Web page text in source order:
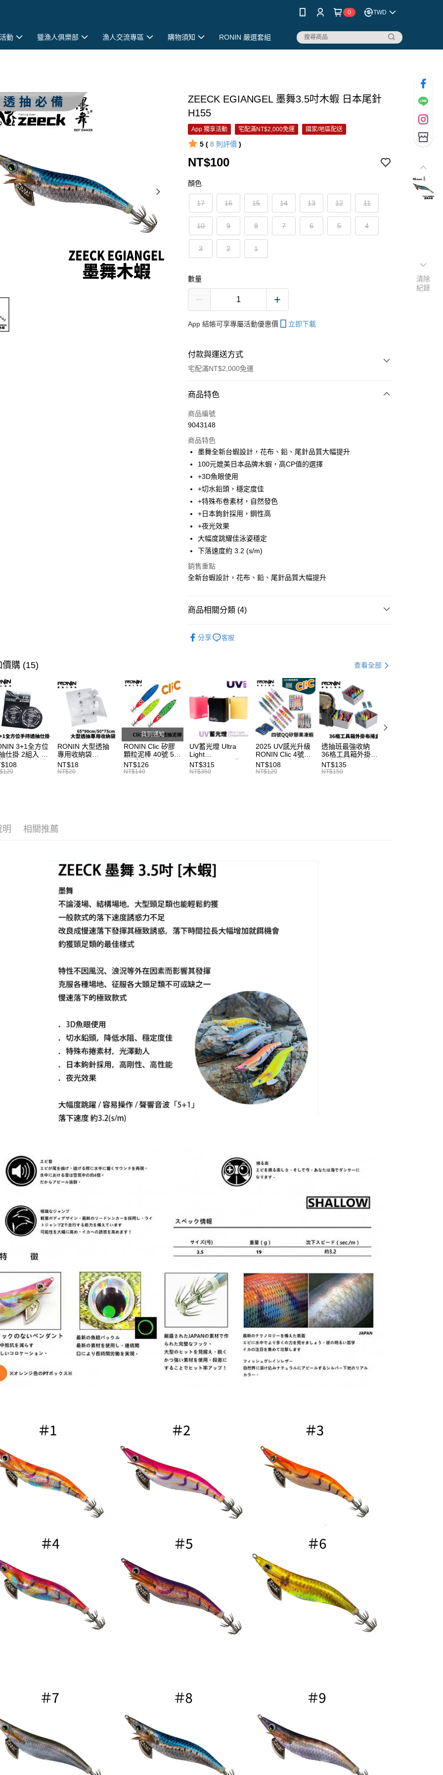
0 TWD
動 獵漁人俱樂部 漁人交流專區 購物須知 RONIN 嚴選套組
ZEECK EGIANGEL 墨舞3.5吋木蝦 日本尾針
H155
App 獨享活動 宅配滿NT$2,000免運 國家/地區配送
5 ( 8 則評價 )
NT$100
顏色
17 16 15 14 13 12 11
10 9 8 7 6 5 4
3 2 1
數量
App 結帳可享專屬活動優惠價 立即下載
付款與運送方式
宅配滿NT$2,000免運
付款方式
信用卡一次付款
3 期 0 利率 每期 NT$33
合作金庫商業銀行
第一商業銀行
華南商業銀行
國泰世華商業銀行
臺灣中小企業銀行
匯豐（台灣）商業銀行
聯邦商業銀行
元大商業銀行
台新國際商業銀行
台灣樂天信用卡公司
Apple Pay
悠遊付
相關說明
【大哥付你分期使用說明】
1.本服務由台灣大哥大提供，台灣大哥大用戶可立即使用無須另外申請。
流程，驗證手機門號後，選擇欲分期的期數、繳款截止日，確認付款後即
完成交易。
無法說明評估內容。
醒簡訊。
1.本服務係由「台灣大哥大股份有限公司」（以下簡稱本公司）所提供，讓
用戶於交易時，得透過本服務購買商品或服務，並由商店將買賣／分期付
款買賣價金債權讓與本公司後，依約使用本公司帳單繳交帳款。
2.基於同意付款使用「大哥付你分期」之契約關係目的，商店將以您的個人
資料（包含姓名、電話或地址）提供予台灣大哥大進項蒐集、處理及利
用，由本公司與您本人進行分期帳單所需資料之確認、核對及更正。
3.完整用戶服務條款，請詳閱以下連結：https://oppay.tw/userRule
AFTEE先享後付
【關於「AFTEE先享後付」】
AFTEE先享後付是「在收到商品之後才付款」的支付方式。 讓您購物簡單
２．便利：只要手機號碼，簡訊認證，即可結帳。
３．安心：先確認商品／服務後，再付款。
【「AFTEE先享後付」結帳流程】
１．於結帳方式選擇「AFTEE先享後付」後，將跳轉至「AFTEE先享後
３．收到繳費通知簡訊後14天內，點擊此簡訊中的連結，可透過四大超商
／ATM／網路銀行／等多元方式進行付款，方視為交易完成。
※ 請注意：結帳手續完成當下不需立刻繳費，但若您需要取消訂單，請聯
絡購買商品的店家。未經商家同意取消之訂單仍視為有效，需透過AFTEE
先享後付繳納相關費用。
※ 交易是否成功請以「AFTEE先享後付 」之結帳頁面顯示為準，若有關於
是否繳費成功／繳費後需取消欲退款等相關疑問，請聯繫「AFTEE先享後
付客戶支援中心」https://netprotections.freshdesk.com/support/home
【注意事項】
１．透過由恩沛科技股份有限公司提供之「AFTEE先享後付」服務完成之
交易，需依本服務之必要範圍內提供個人資料，並將交易相關給付款項請
求債權轉讓予恩沛科技股份有限公司。
形，恩沛科技股份有限公司將有權停止該用戶之使用額度並採取法律行
動。
ATM付款
每筆NT$200，滿NT$2,000(含以上)免運費
貨到付款（門市自取請勿下單，請聯繫客服）
每筆NT$200，滿NT$3,000(含以上)免運費
國家/地區配送(**下單前請私訊客服確認實際運費(運費另
計)，訂單才得以成立**)
查看運費
商品特色
商品編號
9043148
商品特色
墨舞全新台蝦設計，花布、鉛、尾針品質大幅提升
100元媲美日本品牌木蝦，高CP值的選擇
+3D魚眼使用
+切水鉛頭，穩定度佳
+特殊布卷素材，自然發色
+日本鉤針採用，鋼性高
+夜光效果
大幅度跳耀佳泳姿穩定
下落速度約 3.2 (s/m)
銷售重點
全新台蝦設計，花布、鉛、尾針品質大幅提升
商品相關分類 (4)
路亞新手必購商品
分享 客服
價購 (15) 查看全部
3+1全方位
仕掛 2組入 手
製！最適台灣
T991
RONIN 大型透抽
專用收納袋
65*90cm/50*75cm
台灣製SGS檢驗無
NT$18
NT$20
貨到通知
RONIN Clic 矽膠
顆粒泥棒 40號 50
號 手持透抽專用泥
NT$126
NT$140
UV蓄光燈 Ultra
Light
Compensator 紫
外燈 夜光燈 夜光
NT$315
NT$350
2025 UV感光升級
RONIN Clic 4號矽
膠顆粒QQ布捲 透
抽布捲 B296
NT$108
NT$120
透抽班最強收納
36格工具箱外掛布
捲盒 布捲收納盒
明邦工具箱皆可使
NT$135
NT$150
明 相關推薦
清除
紀錄